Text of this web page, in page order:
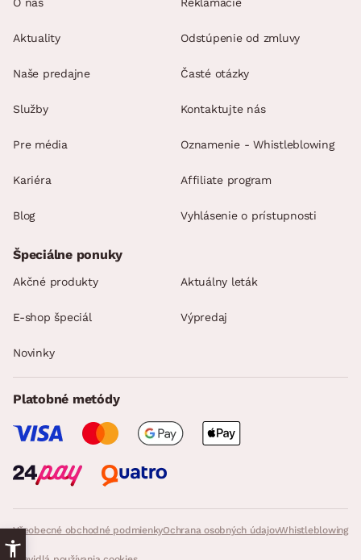
Aktuality
Naše predajne
Služby
Pre média
Kariéra
Blog
Odstúpenie od zmluvy
Časté otázky
Kontaktujte nás
Oznamenie - Whistleblowing
Affiliate program
Vyhlásenie o prístupnosti
Všeobecné obchodné podmienkyOchrana osobných údajovWhistleblowing
Špeciálne ponuky
Akčné produkty Aktuálny leták
E-shop špeciál Výpredaj
Novinky
Platobné metódy